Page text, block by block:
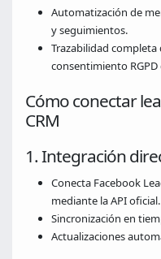
Automatización de
y seguimientos.
Trazabilidad completa
consentimiento
Cómo conectar
CRM
1. Integración
Conecta Facebook
mediante la API oficial.
Sincronización en
Actualizaciones